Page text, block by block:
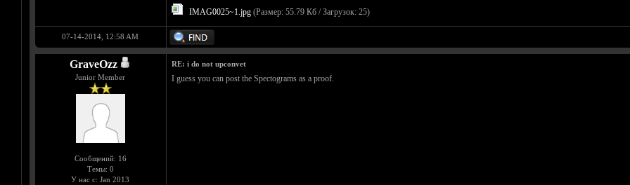
IMAG0025~1.jpg(Размер: 55.79 Кб / Загрузок: 25)
07-14-2014, 12:58 AM
GraveOzz
Junior Member
Сообщений: 16
Темы: 0
У нас с: Jan 2013
RE: i do not upconvet
I guess you can post the Spectograms as a proof.